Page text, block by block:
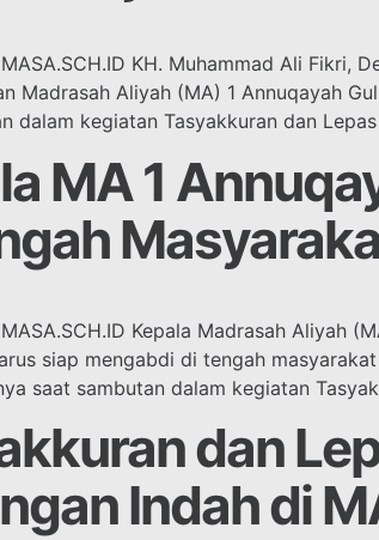
KH. Muhammad Ali Fikri,
Madrasah Aliyah (MA) 1 Annuqayah
dalam kegiatan Tasyakkuran dan
MA 1
Kepala Madrasah Aliyah
siap mengabdi di tengah
saat sambutan dalam kegiatan
dan
Indah di